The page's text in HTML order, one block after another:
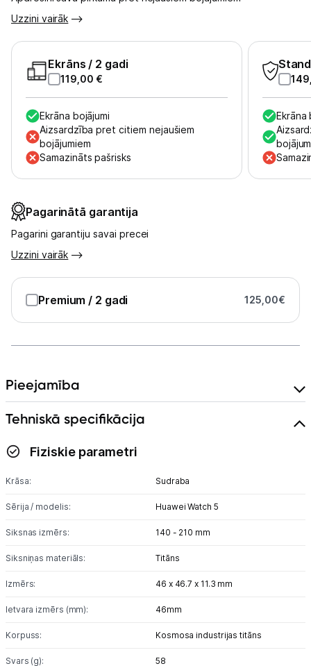
Uzņēmumiem
Kontakti
Informācija
Uzzini vairāk
Ekrāns / 2 gadi
119,00 €
Ekrāna bojājumi
Aizsardzība pret citiem nejaušiem
bojājumiem
Samazināts pašrisks
Ekrāna
Pagarinātā garantija
Pagarini garantiju savai precei
Uzzini vairāk
Premium / 2 gadi 125,00€
Pieejamība
Tehniskā specifikācija
Fiziskie parametri
Krāsa: Sudraba
Sērija / modelis: Huawei Watch 5
Siksnas izmērs: 140 - 210 mm
Siksniņas materiāls: Titāns
Izmērs: 46 x 46.7 x 11.3 mm
Ietvara izmērs (mm): 46mm
Korpuss: Kosmosa industrijas titāns
Svars (g): 58